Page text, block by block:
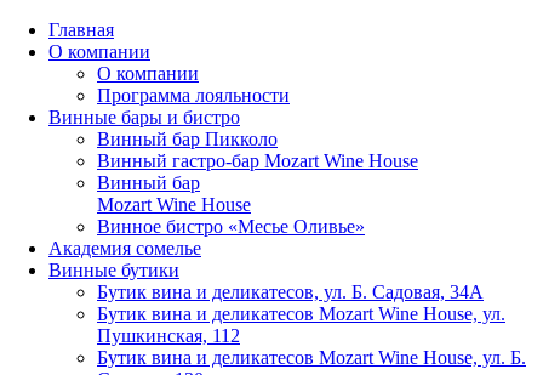
Главная
О компании
О компании
Программа лояльности
Винные бары и бистро
Винный бар Пикколо
Винный гастро-бар Mozart Wine House
Винный бар
Mozart Wine House
Винное бистро «Месье Оливье»
Академия сомелье
Винные бутики
Бутик вина и деликатесов, ул. Б. Садовая, 34А
Бутик вина и деликатесов Mozart Wine House, ул.
Пушкинская, 112
Бутик вина и деликатесов Mozart Wine House, ул. Б.